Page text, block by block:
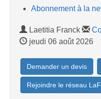
Abonnement à la
Laetitia Franck
jeudi 06 août 2026
Demander un devis
Rejoindre le réseau